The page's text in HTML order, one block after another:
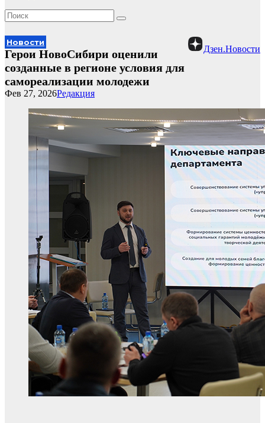
Дзен.Новости
Новости
Герои НовоСибири оценили
созданные в регионе условия для
самореализации молодежи
Редакция
Фев 27, 2026